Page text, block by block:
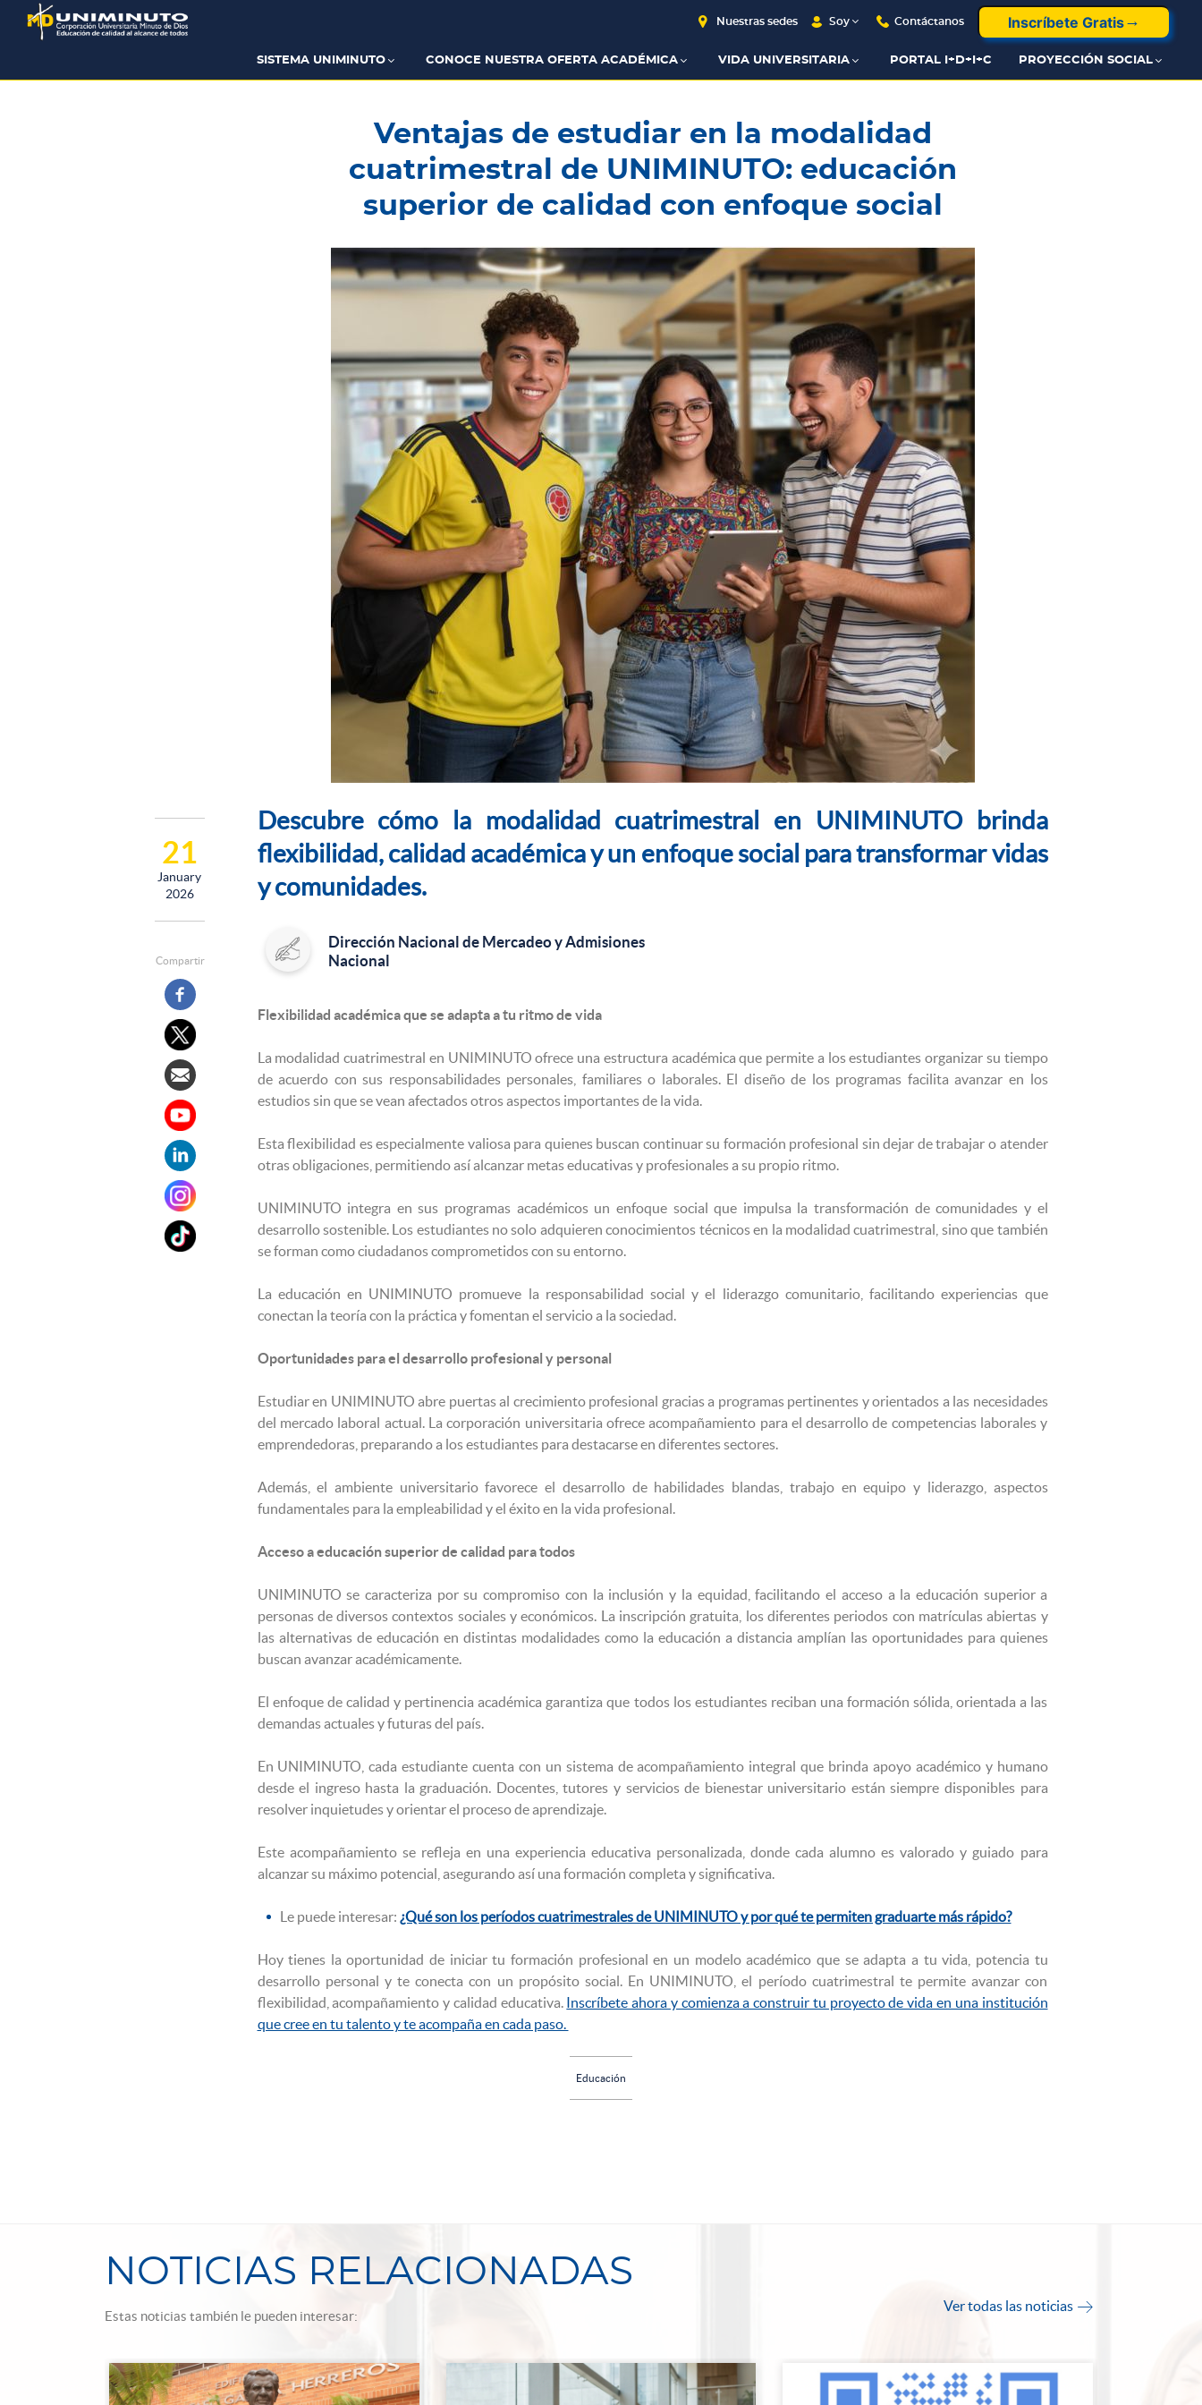
contenido
Nuestras sedes Soy Contáctanos Inscríbete Gratis
SISTEMA UNIMINUTO CONOCE NUESTRA OFERTA ACADÉMICA VIDA UNIVERSITARIA PORTAL I+D+I+C PROYECCIÓN SOCIAL
Ventajas de estudiar en la modalidad
cuatrimestral de UNIMINUTO: educación
superior de calidad con enfoque social
Descubre cómo la modalidad cuatrimestral en UNIMINUTO brinda
flexibilidad, calidad académica y un enfoque social para transformar vidas
y comunidades.
Dirección Nacional de Mercadeo y Admisiones
Nacional
Flexibilidad académica que se adapta a tu ritmo de vida
La modalidad cuatrimestral en UNIMINUTO ofrece una estructura académica que permite a los estudiantes organizar su tiempo
de acuerdo con sus responsabilidades personales, familiares o laborales. El diseño de los programas facilita avanzar en los
estudios sin que se vean afectados otros aspectos importantes de la vida.
Esta flexibilidad es especialmente valiosa para quienes buscan continuar su formación profesional sin dejar de trabajar o atender
otras obligaciones, permitiendo así alcanzar metas educativas y profesionales a su propio ritmo.
UNIMINUTO integra en sus programas académicos un enfoque social que impulsa la transformación de comunidades y el
desarrollo sostenible. Los estudiantes no solo adquieren conocimientos técnicos en la modalidad cuatrimestral, sino que también
se forman como ciudadanos comprometidos con su entorno.
La educación en UNIMINUTO promueve la responsabilidad social y el liderazgo comunitario, facilitando experiencias que
conectan la teoría con la práctica y fomentan el servicio a la sociedad.
Oportunidades para el desarrollo profesional y personal
Estudiar en UNIMINUTO abre puertas al crecimiento profesional gracias a programas pertinentes y orientados a las necesidades
del mercado laboral actual. La corporación universitaria ofrece acompañamiento para el desarrollo de competencias laborales y
emprendedoras, preparando a los estudiantes para destacarse en diferentes sectores.
Además, el ambiente universitario favorece el desarrollo de habilidades blandas, trabajo en equipo y liderazgo, aspectos
fundamentales para la empleabilidad y el éxito en la vida profesional.
Acceso a educación superior de calidad para todos
UNIMINUTO se caracteriza por su compromiso con la inclusión y la equidad, facilitando el acceso a la educación superior a
personas de diversos contextos sociales y económicos. La inscripción gratuita, los diferentes periodos con matrículas abiertas y
las alternativas de educación en distintas modalidades como la educación a distancia amplían las oportunidades para quienes
buscan avanzar académicamente.
El enfoque de calidad y pertinencia académica garantiza que todos los estudiantes reciban una formación sólida, orientada a las
demandas actuales y futuras del país.
En UNIMINUTO, cada estudiante cuenta con un sistema de acompañamiento integral que brinda apoyo académico y humano
desde el ingreso hasta la graduación. Docentes, tutores y servicios de bienestar universitario están siempre disponibles para
resolver inquietudes y orientar el proceso de aprendizaje.
Este acompañamiento se refleja en una experiencia educativa personalizada, donde cada alumno es valorado y guiado para
alcanzar su máximo potencial, asegurando así una formación completa y significativa.
Le puede interesar: ¿Qué son los períodos cuatrimestrales de UNIMINUTO y por qué te permiten graduarte más rápido?
Hoy tienes la oportunidad de iniciar tu formación profesional en un modelo académico que se adapta a tu vida, potencia tu
desarrollo personal y te conecta con un propósito social. En UNIMINUTO, el período cuatrimestral te permite avanzar con
flexibilidad, acompañamiento y calidad educativa. Inscríbete ahora y comienza a construir tu proyecto de vida en una institución
que cree en tu talento y te acompaña en cada paso.
21
January
2026
Compartir
Educación
NOTICIAS RELACIONADAS
Estas noticias también le pueden interesar:
Ver todas las noticias 